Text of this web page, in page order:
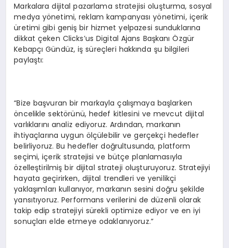
Markalara dijital pazarlama stratejisi oluşturma, sosyal
medya yönetimi, reklam kampanyası yönetimi, içerik
üretimi gibi geniş bir hizmet yelpazesi sunduklarına
dikkat çeken Clicks’us Digital Ajans Başkanı Özgür
Kebapçı Gündüz, iş süreçleri hakkında şu bilgileri
paylaştı:
“Bize başvuran bir markayla çalışmaya başlarken
öncelikle sektörünü, hedef kitlesini ve mevcut dijital
varlıklarını analiz ediyoruz. Ardından, markanın
ihtiyaçlarına uygun ölçülebilir ve gerçekçi hedefler
belirliyoruz. Bu hedefler doğrultusunda, platform
seçimi, içerik stratejisi ve bütçe planlamasıyla
özelleştirilmiş bir dijital strateji oluşturuyoruz. Stratejiyi
hayata geçirirken, dijital trendleri ve yenilikçi
yaklaşımları kullanıyor, markanın sesini doğru şekilde
yansıtıyoruz. Performans verilerini de düzenli olarak
takip edip stratejiyi sürekli optimize ediyor ve en iyi
sonuçları elde etmeye odaklanıyoruz.”